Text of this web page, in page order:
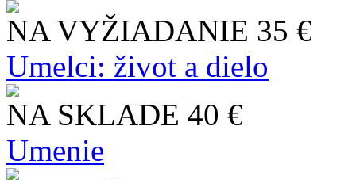
NA VYŽIADANIE 35 €
Umelci: život a dielo
NA SKLADE 40 €
Umenie